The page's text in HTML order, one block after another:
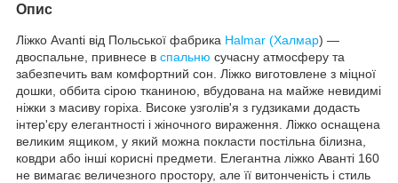
Опис
Ліжко Avanti від Польської фабрика Halmar (Халмар) —
двоспальне, привнесе в спальню сучасну атмосферу та
забезпечить вам комфортний сон. Ліжко виготовлене з міцної
дошки, оббита сірою тканиною, вбудована на майже невидимі
ніжки з масиву горіха. Високе узголів'я з гудзиками додасть
інтер'єру елегантності і жіночного вираження. Ліжко оснащена
великим ящиком, у який можна покласти постільна білизна,
ковдри або інші корисні предмети. Елегантна ліжко Аванті 160
не вимагає величезного простору, але її витонченість і стиль